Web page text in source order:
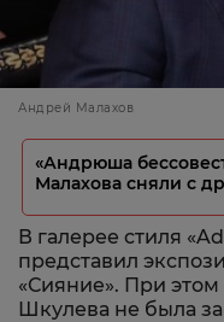
Андрей Малахов
«Андрюша
Малахова сняли с
В галерее стиля
представил
«Сияние». При этом
Шкулева не была